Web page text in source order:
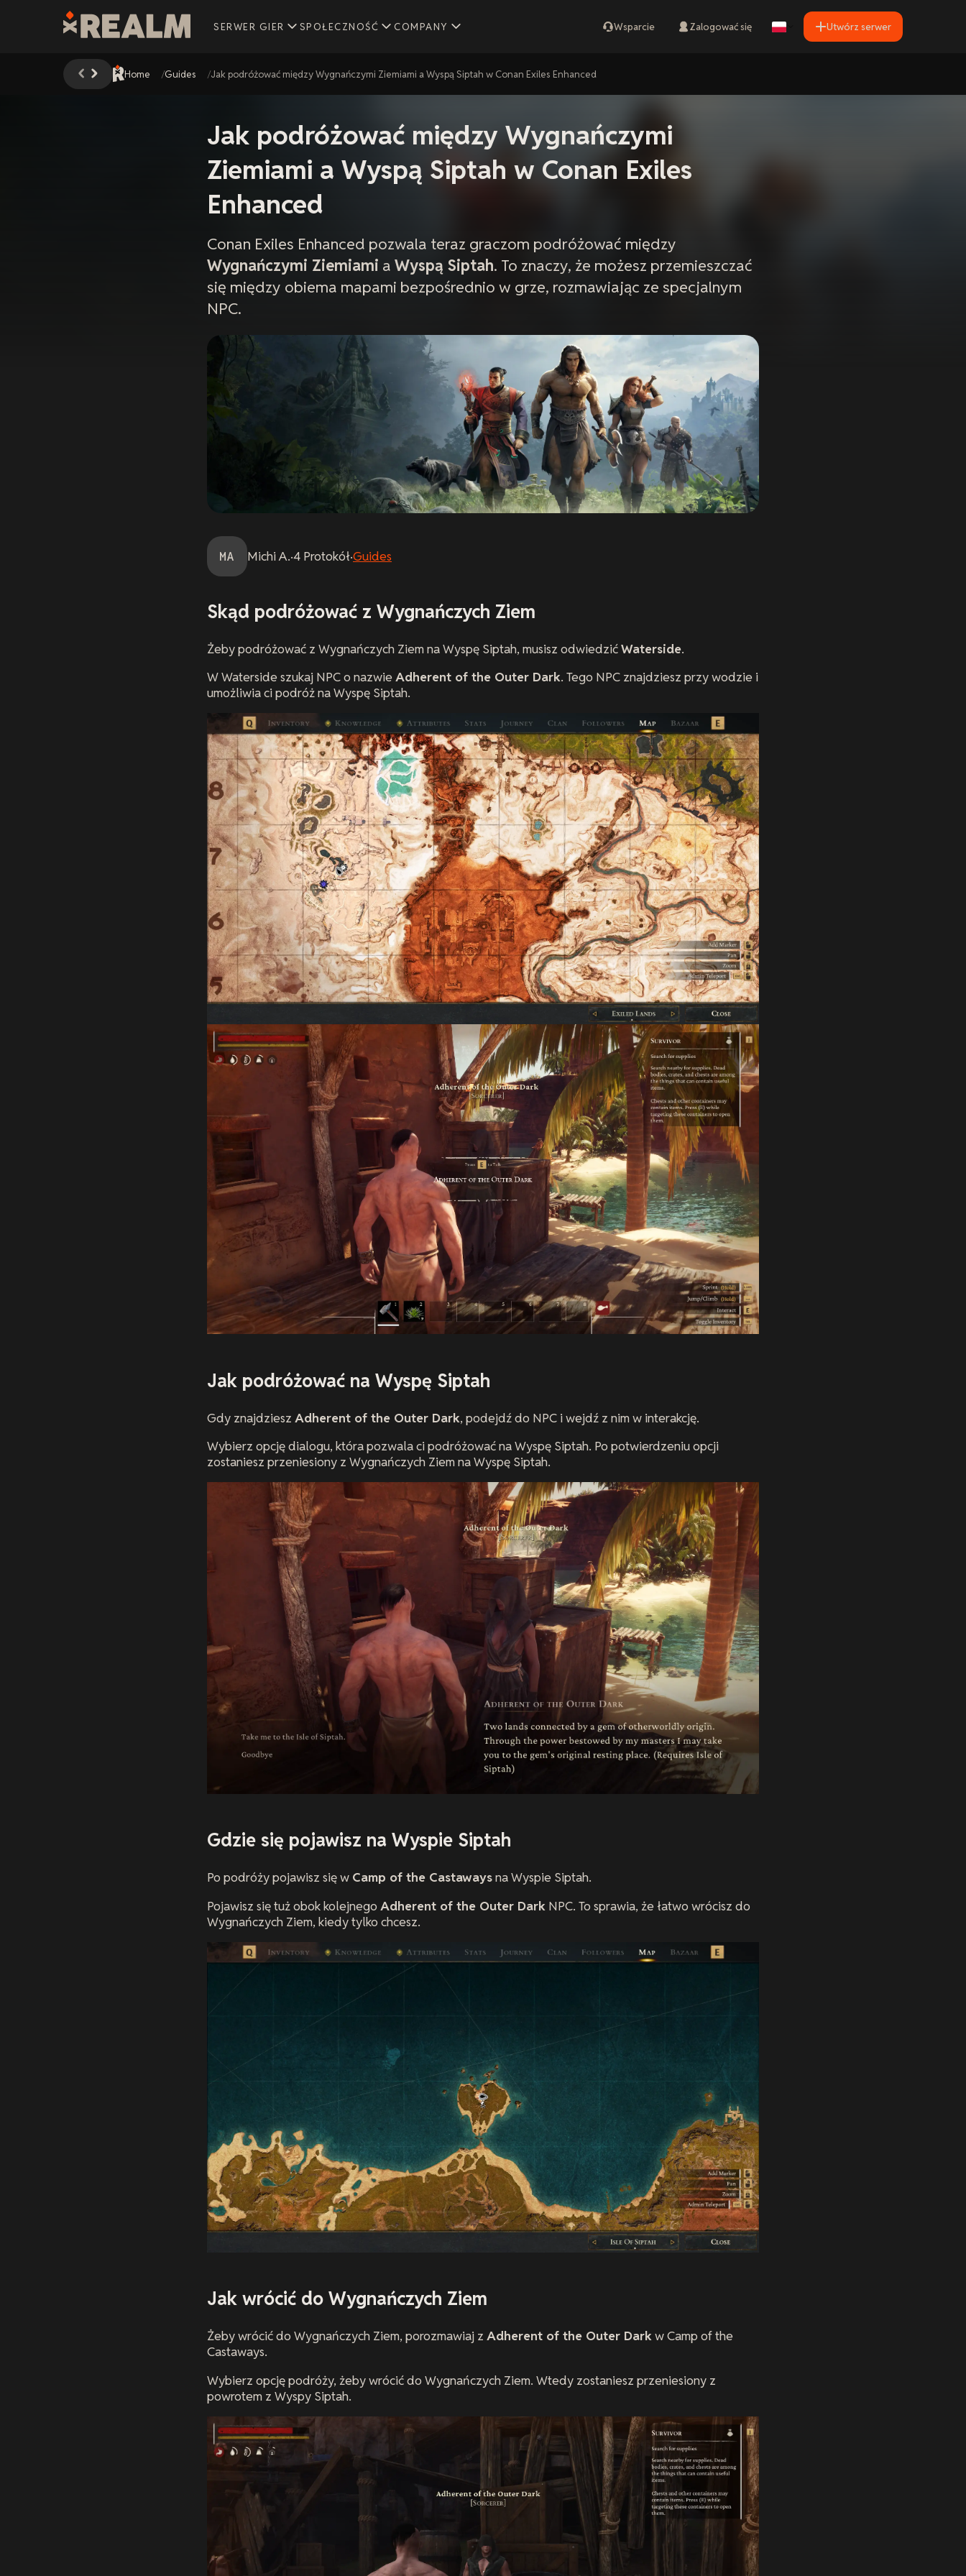
SERWER GIER SPOŁECZNOŚĆ COMPANY Wsparcie Zalogować się Utwórz serwer
Home Guides Jak podróżować między Wygnańczymi Ziemiami a Wyspą Siptah w Conan Exiles Enhanced
Jak podróżować między Wygnańczymi
Ziemiami a Wyspą Siptah w Conan Exiles
Enhanced
Conan Exiles Enhanced pozwala teraz graczom podróżować między
Wygnańczymi Ziemiami a Wyspą Siptah. To znaczy, że możesz przemieszczać
się między obiema mapami bezpośrednio w grze, rozmawiając ze specjalnym
NPC.
MA MichiA.·4 Protokół·Guides
Skąd podróżować z Wygnańczych Ziem
Żeby podróżować z Wygnańczych Ziem na Wyspę Siptah, musisz odwiedzićWaterside.
W Waterside szukaj NPC o nazwie Adherent of the Outer Dark. Tego NPC znajdziesz przy wodzie i
umożliwia ci podróż na Wyspę Siptah.
Jak podróżować na Wyspę Siptah
Gdy znajdziesz Adherent of the Outer Dark, podejdź do NPC i wejdź z nim w interakcję.
Wybierz opcję dialogu, która pozwala ci podróżować na Wyspę Siptah. Po potwierdzeniu opcji
zostaniesz przeniesiony z Wygnańczych Ziem na Wyspę Siptah.
Gdzie się pojawisz na Wyspie Siptah
Po podróży pojawisz się w Camp of the Castawaysna Wyspie Siptah.
Pojawisz się tuż obok kolejnego Adherent of the Outer Dark NPC. To sprawia, że łatwo wrócisz do
Wygnańczych Ziem, kiedy tylko chcesz.
Jak wrócić do Wygnańczych Ziem
Żeby wrócić do Wygnańczych Ziem, porozmawiaj z Adherent of the Outer Darkw Camp of the
Castaways.
Wybierz opcję podróży, żeby wrócić do Wygnańczych Ziem. Wtedy zostaniesz przeniesiony z
powrotem z Wyspy Siptah.